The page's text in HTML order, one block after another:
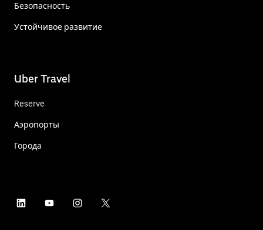
Безопасность
Устойчивое развитие
Uber Travel
Reserve
Аэропорты
Города